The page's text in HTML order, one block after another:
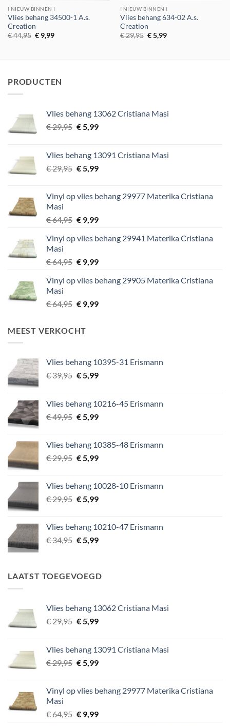
! NIEUW BINNEN !
Vlies behang 34500-1 A.s.
Creation
€44,95 Oorspronkelijke
prijs
€9,99Huidige
! NIEUW BINNEN !
Vlies behang 634-02 A.s.
Creation
€29,95 Oorspronkelijke
prijs
€5,99Huidige
PRODUCTEN
Vlies behang 13062 Cristiana Masi
€29,95 Oorspronkelijke
€ 29,95.
€5,99Huidige
€ 5,99.
Vlies behang 13091 Cristiana Masi
€29,95 Oorspronkelijke
€ 29,95.
€5,99Huidige
€ 5,99.
Vinyl op vlies behang 29977 Materika Cristiana
Masi
€64,95 Oorspronkelijke
was:
€9,99Huidige
is:
Vinyl op vlies behang 29941 Materika Cristiana
Masi
€64,95 Oorspronkelijke
was:
€9,99Huidige
is:
Vinyl op vlies behang 29905 Materika Cristiana
Masi
€64,95 Oorspronkelijke
€ 64,95.
€9,99Huidige
MEEST VERKOCHT
Vlies behang 10395-31 Erismann
€39,95 Oorspronkelijke
€ 39,95.
€5,99Huidige
€ 5,99.
Vlies behang 10216-45 Erismann
€49,95 Oorspronkelijke
€ 49,95.
€5,99Huidige
€ 5,99.
Vlies behang 10385-48 Erismann
€29,95 Oorspronkelijke
€ 29,95.
€5,99Huidige
€ 5,99.
Vlies behang 10028-10 Erismann
€29,95 Oorspronkelijke
€ 29,95.
€5,99Huidige
€ 5,99.
Vlies behang 10210-47 Erismann
€34,95 Oorspronkelijke
€ 34,95.
€5,99Huidige
€ 5,99.
LAATST TOEGEVOEGD
Vlies behang 13062 Cristiana Masi
€29,95 Oorspronkelijke
€ 29,95.
€5,99Huidige
€ 5,99.
Vlies behang 13091 Cristiana Masi
€29,95 Oorspronkelijke
€ 29,95.
€5,99Huidige
€ 5,99.
Vinyl op vlies behang 29977 Materika Cristiana
Masi
€64,95 Oorspronkelijke
€9,99Huidige